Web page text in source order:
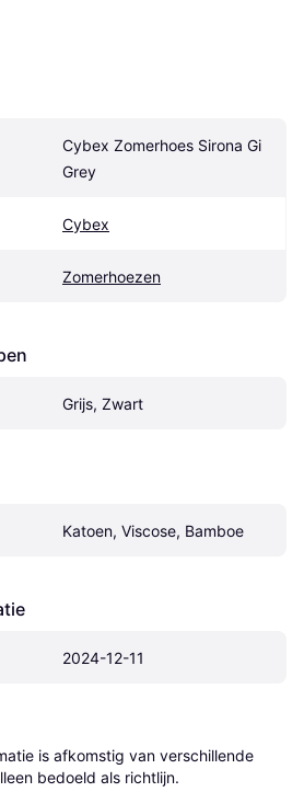
Cybex Zomerhoes Sirona Gi
Grey
Cybex
Zomerhoezen
Grijs, Zwart
Katoen, Viscose, Bamboe
2024-12-11
is afkomstig van verschillende
bedoeld als richtlijn.